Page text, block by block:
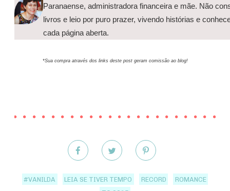
Paranaense, administradora financeira e mãe. Não
livros e leio por puro prazer, vivendo histórias e
cada página aberta.
*Sua compra através dos links deste post geram comissão ao blog!
#VANILDA LEIA SE TIVER TEMPO RECORD
ROMANCE